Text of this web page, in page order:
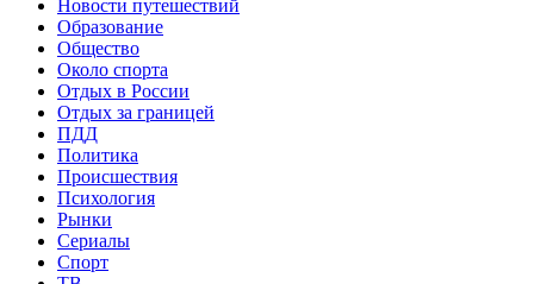
Новости путешествий
Образование
Общество
Около спорта
Отдых в России
Отдых за границей
ПДД
Политика
Происшествия
Психология
Рынки
Сериалы
Спорт